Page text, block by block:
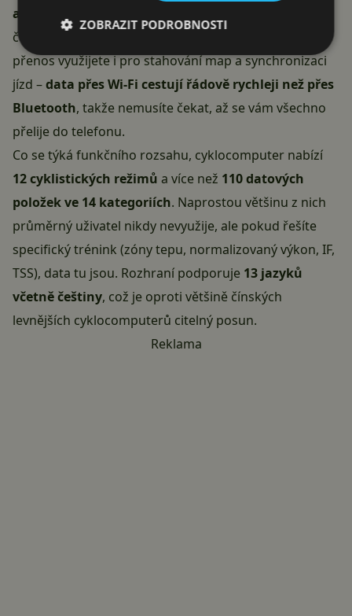
automatickou synchronizaci AGNSS přes Wi-Fi
čemuž je studený start polohy citelně rychlejší. Wi-Fi
přenos využijete i pro stahování map a synchronizaci
jízd –data přes Wi-Fi cestují řádově rychleji než přes
Bluetooth, takže nemusíte čekat, až se vám všechno
přelije do telefonu.
Co se týká funkčního rozsahu, cyklocomputer nabízí
12 cyklistických režimů a více než 110 datových
položek ve 14 kategoriích. Naprostou většinu z nich
průměrný uživatel nikdy nevyužije, ale pokud řešíte
specifický trénink (zóny tepu, normalizovaný výkon, IF,
TSS), data tu jsou. Rozhraní podporuje 13 jazyků
včetně češtiny, což je oproti většině čínských
levnějších cyklocomputerů citelný posun.
Reklama
ZOBRAZIT PODROBNOSTI